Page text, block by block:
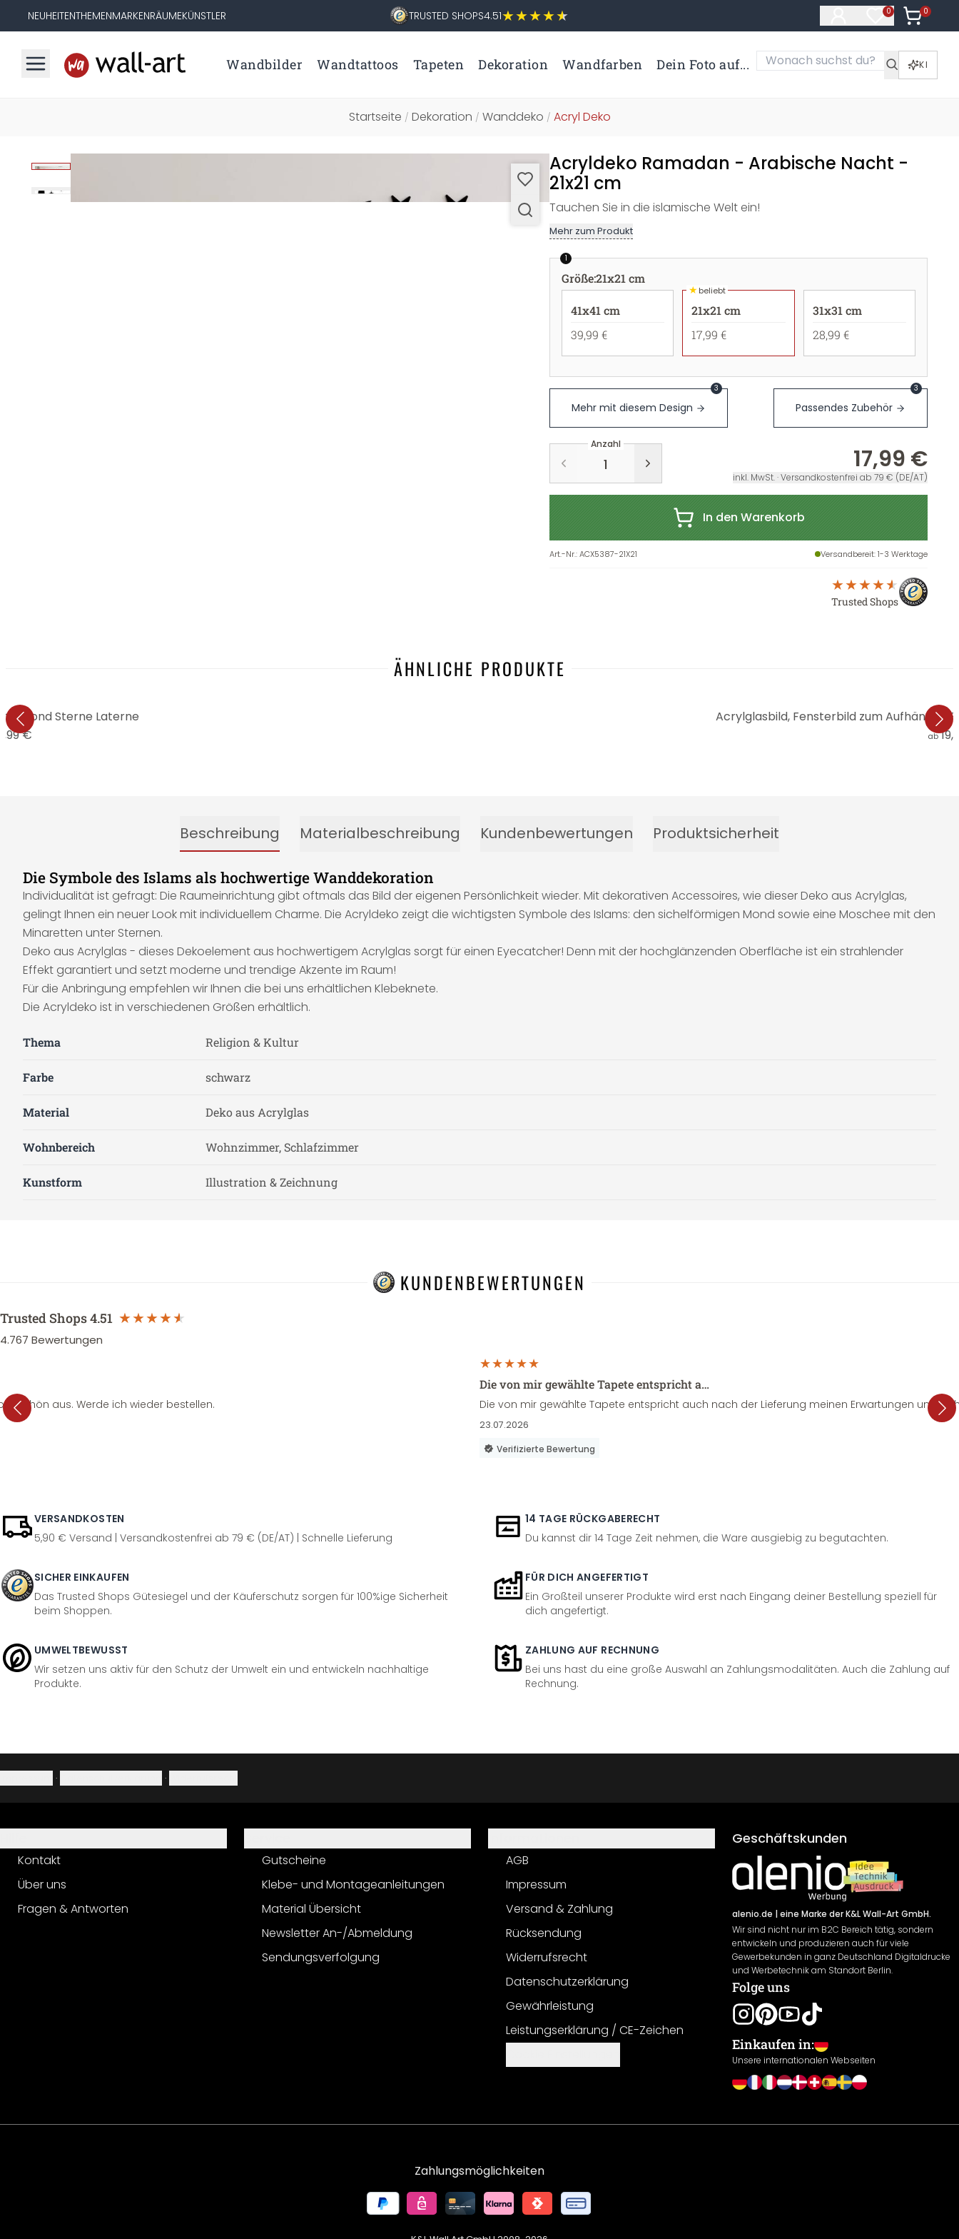
NEUHEITENTHEMENMARKENRÄUMEKÜNSTLER TRUSTED SHOPS4.51 0
Artikel im
0
Artikel
Wandbilder Wandtattoos Tapeten Dekoration Wandfarben Dein Foto auf... KI
Startseite / Dekoration / Wanddeko / Acryl Deko
Acryldeko Ramadan - Arabische Nacht -
21x21 cm
Tauchen Sie in die islamische Welt ein!
Mehr zum Produkt
1
Größe:21x21 cm
41x41 cm
39,99 €
★beliebt
21x21 cm
17,99 €
31x31 cm
28,99 €
Mehr mit diesem Design
3
Passendes Zubehör
3
Anzahl
17,99 €
inkl. MwSt. · Versandkostenfrei ab 79 € (DE/AT)
In den Warenkorb
Art.-Nr.:ACX5387-21X21 Versandbereit: 1-3 Werktage
Trusted Shops
ÄHNLICHE PRODUKTE
- Mond Sterne Laterne
€
Acrylglasbild, Fensterbild zum Aufhängen
ab
Beschreibung Materialbeschreibung Kundenbewertungen Produktsicherheit
Die Symbole des Islams als hochwertige Wanddekoration
Individualität ist gefragt: Die Raumeinrichtung gibt oftmals das Bild der eigenen Persönlichkeit wieder. Mit dekorativen Accessoires, wie dieser Deko aus Acrylglas,
gelingt Ihnen ein neuer Look mit individuellem Charme. Die Acryldeko zeigt die wichtigsten Symbole des Islams: den sichelförmigen Mond sowie eine Moschee mit den
Minaretten unter Sternen.
Deko aus Acrylglas - dieses Dekoelement aus hochwertigem Acrylglas sorgt für einen Eyecatcher! Denn mit der hochglänzenden Oberfläche ist ein strahlender
Effekt garantiert und setzt moderne und trendige Akzente im Raum!
Für die Anbringung empfehlen wir Ihnen die bei uns erhältlichen Klebeknete.
Die Acryldeko ist in verschiedenen Größen erhältlich.
Thema Religion & Kultur
Farbe schwarz
Material Deko aus Acrylglas
Wohnbereich Wohnzimmer, Schlafzimmer
Kunstform Illustration & Zeichnung
KUNDENBEWERTUNGEN
Trusted Shops4.51
4.767 Bewertungen
schön aus. Werde ich wieder bestellen.
Die von mir gewählte Tapete entspricht a…
Die von mir gewählte Tapete entspricht auch nach der Lieferung meinen Erwartungen und
23.07.2026
Verifizierte Bewertung
VERSANDKOSTEN
5,90 € Versand | Versandkostenfrei ab 79 € (DE/AT) | Schnelle Lieferung
14 TAGE RÜCKGABERECHT
Du kannst dir 14 Tage Zeit nehmen, die Ware ausgiebig zu begutachten.
SICHER EINKAUFEN
Das Trusted Shops Gütesiegel und der Käuferschutz sorgen für 100%ige Sicherheit
beim Shoppen.
FÜR DICH ANGEFERTIGT
Ein Großteil unserer Produkte wird erst nach Eingang deiner Bestellung speziell für
dich angefertigt.
UMWELTBEWUSST
Wir setzen uns aktiv für den Schutz der Umwelt ein und entwickeln nachhaltige
Produkte.
ZAHLUNG AUF RECHNUNG
Bei uns hast du eine große Auswahl an Zahlungsmodalitäten. Auch die Zahlung auf
Rechnung.
· ·
Kontakt
Über uns
Fragen & Antworten
Gutscheine
Klebe- und Montageanleitungen
Material Übersicht
Newsletter An-/Abmeldung
Sendungsverfolgung
AGB
Impressum
Versand & Zahlung
Rücksendung
Widerrufsrecht
Datenschutzerklärung
Gewährleistung
Leistungserklärung / CE-Zeichen
Geschäftskunden
alenio.de | eine Marke der K&L Wall-Art GmbH.
Wir sind nicht nur im B2C Bereich tätig, sondern
entwickeln und produzieren auch für viele
Gewerbekunden in ganz Deutschland Digitaldrucke
und Werbetechnik am Standort Berlin.
Folge uns
Einkaufen in:
Unsere internationalen Webseiten
Zahlungsmöglichkeiten